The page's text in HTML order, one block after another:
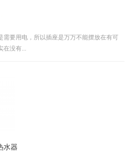
需要用电，所以插座是万万不能摆放在有可
在没有...
水器